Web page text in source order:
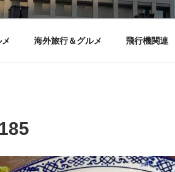
海外旅行＆グルメ 飛行機関連